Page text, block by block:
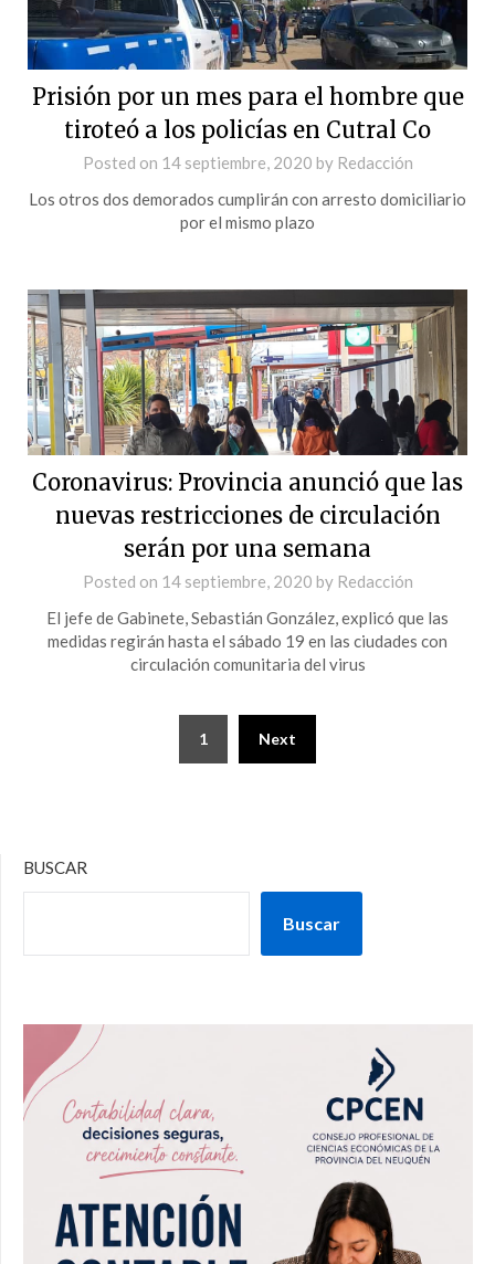
Prisión por un mes para el hombre que
tiroteó a los policías en Cutral Co
Posted on 14 septiembre, 2020 by Redacción
Los otros dos demorados cumplirán con arresto domiciliario
por el mismo plazo
Coronavirus: Provincia anunció que las
nuevas restricciones de circulación
serán por una semana
Posted on 14 septiembre, 2020 by Redacción
El jefe de Gabinete, Sebastián González, explicó que las
medidas regirán hasta el sábado 19 en las ciudades con
circulación comunitaria del virus
1 Next
BUSCAR
Buscar